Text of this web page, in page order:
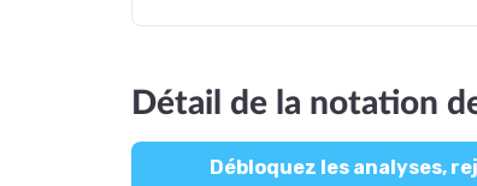
Détail de la notation
Débloquez les analyses,